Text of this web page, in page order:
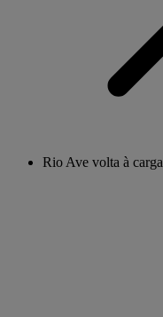
Rio Ave volta à carga